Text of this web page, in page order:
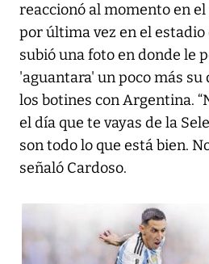
reaccionó al momento en
por última vez en el estadio
subió una foto en donde le
'aguantara' un poco más su
los botines con Argentina.
el día que te vayas de la
son todo lo que está bien.
señaló Cardoso.